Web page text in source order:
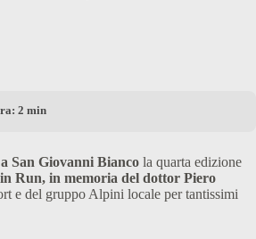
2 min
San Giovanni Bianco la quarta edizione
Run, in memoria del dottor Piero
e del gruppo Alpini locale per tantissimi